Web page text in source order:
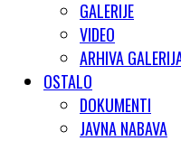
GALERIJE
VIDEO
ARHIVA
OSTALO
DOKUMENTI
JAVNA NABAVA